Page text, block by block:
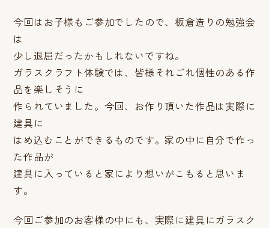
今回はお子様もご参加でしたので、板倉造りの勉強会
は
少し退屈だったかもしれないですね。
ガラスクラフト体験では、皆様それごれ個性のある作
品を楽しそうに
作られていました。今回、お作り頂いた作品は実際に
建具に
はめ込むことができるものです。家の中に自分で作っ
た作品が
建具に入っていると家により想いがこもると思いま
す。
今回ご参加のお客様の中にも、実際に建具にガラスク